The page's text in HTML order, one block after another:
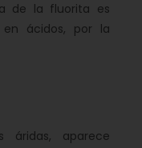
de la fluorita es
ácidos, por la
áridas, aparece